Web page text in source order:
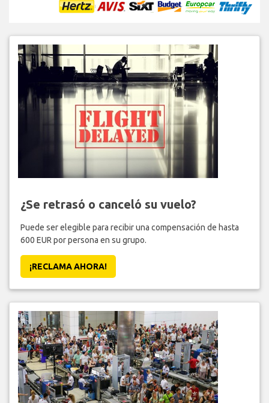
¿Se retrasó o canceló su vuelo?
Puede ser elegible para recibir una compensación de hasta
600 EUR por persona en su grupo.
¡RECLAMA AHORA!